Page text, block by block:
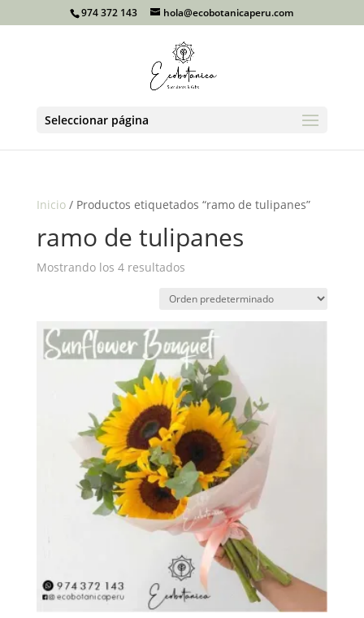
974 372 143 hola@ecobotanicaperu.com
Seleccionar página
Inicio/ Productos etiquetados “ramo de tulipanes”
ramo de tulipanes
Mostrando los 4 resultados